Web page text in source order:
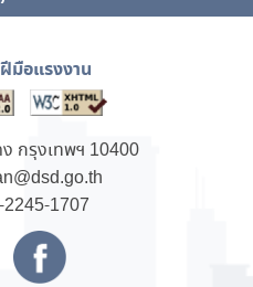
อแรงงาน
กรุงเทพฯ 10400
2245-1707